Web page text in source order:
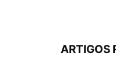
ARTIGOS